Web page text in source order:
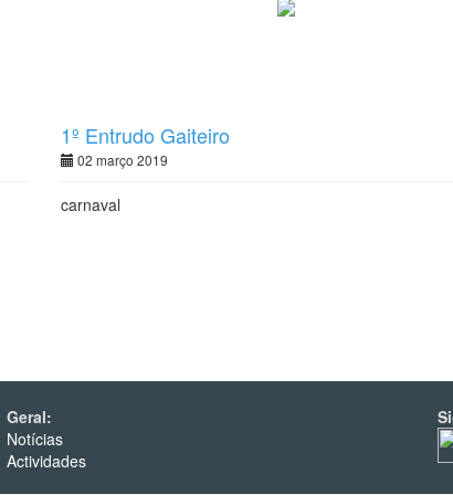
1º Entrudo Gaiteiro
02 março 2019
carnaval
Geral:
Notícias
Actividades